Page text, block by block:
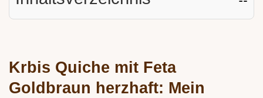
Krbis Quiche mit Feta
Goldbraun herzhaft: Mein